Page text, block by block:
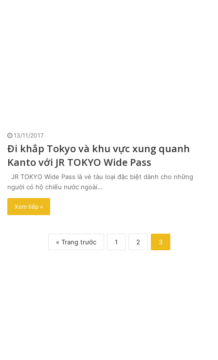
13/11/2017
Đi khắp Tokyo và khu vực xung quanh
Kanto với JR TOKYO Wide Pass
JR TOKYO Wide Pass là vé tàu loại đặc biệt dành cho những
người có hộ chiếu nước ngoài…
Xem tiếp »
« Trang trước 1 2 3